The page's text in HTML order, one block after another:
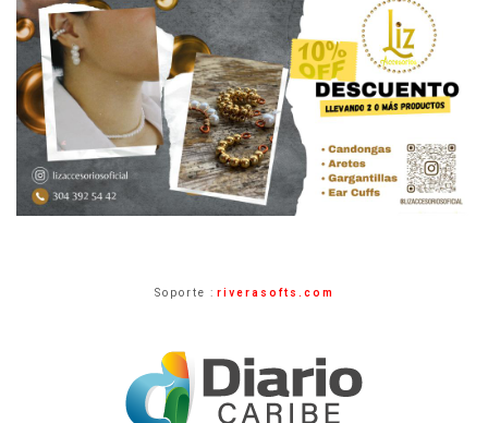
Soporte : riverasofts.com